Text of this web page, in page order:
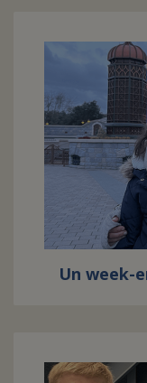
Un week-